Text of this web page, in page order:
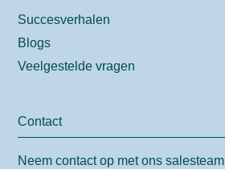
Succesverhalen
Blogs
Veelgestelde vragen
Contact
Neem contact op met ons salesteam